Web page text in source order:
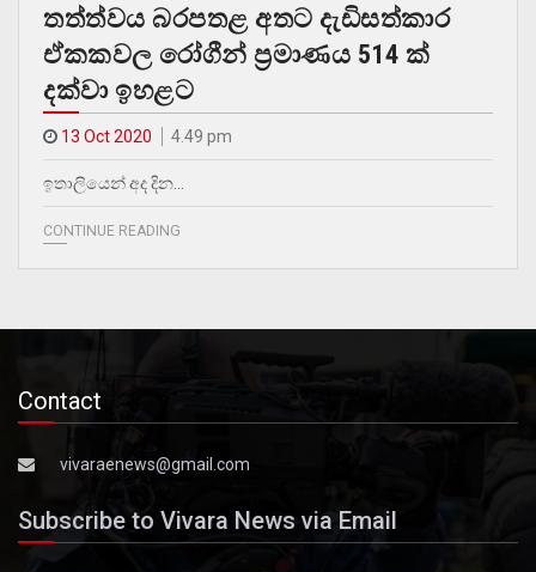
තත්ත්වය බරපතළ අතට දැඩිසත්කාර
ඒකකවල රෝගීන් ප්‍රමාණය 514 ක්
දක්වා ඉහළට
13 Oct 2020 4.49 pm
ඉතාලියෙන් අද දින…
CONTINUE READING
Contact
vivaraenews@gmail.com
Subscribe to Vivara News via Email